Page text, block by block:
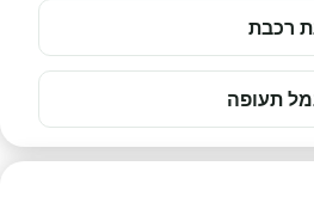
רכבת
תעופה